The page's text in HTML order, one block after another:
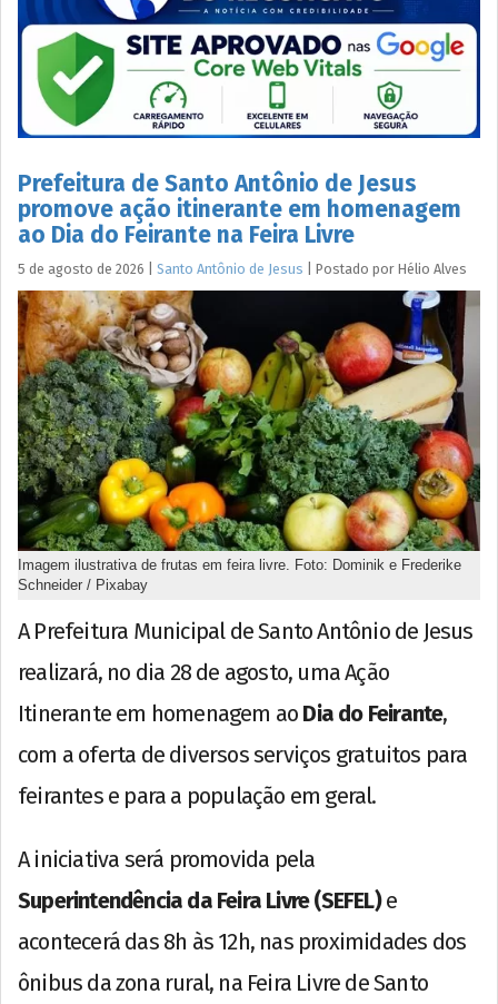
Prefeitura de Santo Antônio de Jesus
promove ação itinerante em homenagem
ao Dia do Feirante na Feira Livre
5 de agosto de 2026 Santo Antônio de Jesus Postado por Hélio Alves
Imagem ilustrativa de frutas em feira livre. Foto: Dominik e Frederike
Schneider / Pixabay
A Prefeitura Municipal de Santo Antônio de Jesus
realizará, no dia 28 de agosto, uma Ação
Itinerante em homenagem ao Dia do Feirante,
com a oferta de diversos serviços gratuitos para
feirantes e para a população em geral.
A iniciativa será promovida pela
Superintendência da Feira Livre (SEFEL)e
acontecerá das 8h às 12h, nas proximidades dos
ônibus da zona rural, na Feira Livre de Santo